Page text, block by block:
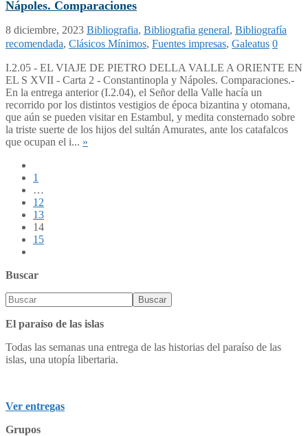
Nápoles. Comparaciones
8 diciembre, 2023 Bibliografia, Bibliografia general, Bibliografía
recomendada, Clásicos Mínimos, Fuentes impresas, Galeatus 0
I.2.05 - EL VIAJE DE PIETRO DELLA VALLE A ORIENTE EN
EL S XVII - Carta 2 - Constantinopla y Nápoles. Comparaciones.-
En la entrega anterior (I.2.04), el Señor della Valle hacía un
recorrido por los distintos vestigios de época bizantina y otomana,
que aún se pueden visitar en Estambul, y medita consternado sobre
la triste suerte de los hijos del sultán Amurates, ante los catafalcos
que ocupan el i... »
1
…
12
13
14
15
Buscar
El paraíso de las islas
Todas las semanas una entrega de las historias del paraíso de las
islas, una utopía libertaria.
Ver entregas
Grupos